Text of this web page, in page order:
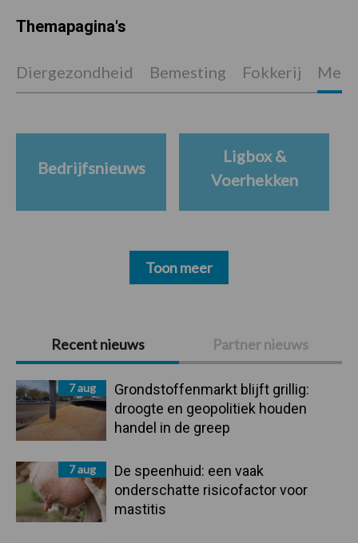
Primaire
Sidebar
Recent nieuws Partner nieuws
7 aug
Grondstoffenmarkt blijft grillig:
droogte en geopolitiek houden
handel in de greep
7 aug
De speenhuid: een vaak
onderschatte risicofactor voor
mastitis
Themapagina's
Diergezondheid Bemesting Fokkerij
Bedrijfsnieuws
Ligbox &
Voerhekken
Toon meer